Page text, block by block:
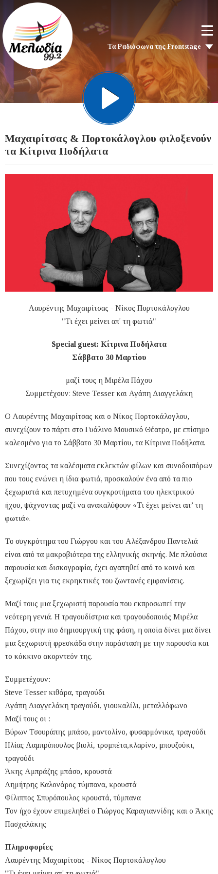
Τα Ραδιόφωνα της Frontstage
Μαχαιρίτσας & Πορτοκάλογλου φιλοξενούν
τα Κίτρινα Ποδήλατα
Λαυρέντης Μαχαιρίτσας - Νίκος Πορτοκάλογλου
"Τι έχει μείνει απ' τη φωτιά"
Special guest: Κίτρινα Ποδήλατα
Σάββατο 30 Μαρτίου
μαζί τους η Μιρέλα Πάχου
Συμμετέχουν: Steve Tesser και Αγάπη Διαγγελάκη
Ο Λαυρέντης Μαχαιρίτσας και ο Νίκος Πορτοκάλογλου,
συνεχίζουν το πάρτι στο Γυάλινο Μουσικό Θέατρο, με επίσημο
καλεσμένο για το Σάββατο 30 Μαρτίου, τα Κίτρινα Ποδήλατα.
Συνεχίζοντας τα καλέσματα εκλεκτών φίλων και συνοδοιπόρων
που τους ενώνει η ίδια φωτιά, προσκαλούν ένα από τα πιο
ξεχωριστά και πετυχημένα συγκροτήματα του ηλεκτρικού
ήχου, ψάχνοντας μαζί να ανακαλύψουν «Τι έχει μείνει απ’ τη
φωτιά».
Το συγκρότημα του Γιώργου και του Αλέξανδρου Παντελιά
είναι από τα μακροβιότερα της ελληνικής σκηνής. Με πλούσια
παρουσία και δισκογραφία, έχει αγαπηθεί από το κοινό και
ξεχωρίζει για τις εκρηκτικές του ζωντανές εμφανίσεις.
Μαζί τους μια ξεχωριστή παρουσία που εκπροσωπεί την
νεότερη γενιά. Η τραγουδίστρια και τραγουδοποιός Μιρέλα
Πάχου, στην πιο δημιουργική της φάση, η οποία δίνει μια δίνει
μια ξεχωριστή φρεσκάδα στην παράσταση με την παρουσία και
το κόκκινο ακορντεόν της.
Συμμετέχουν:
Steve Tesser κιθάρα, τραγούδι
Αγάπη Διαγγελάκη τραγούδι, γιουκαλίλι, μεταλλόφωνο
Μαζί τους οι :
Βύρων Τσουράπης μπάσο, μαντολίνο, φυσαρμόνικα, τραγούδι
Ηλίας Λαμπρόπουλος βιολί, τρομπέτα,κλαρίνο, μπουζούκι,
τραγούδι
Άκης Αμπράζης μπάσο, κρουστά
Δημήτρης Καλονάρος τύμπανα, κρουστά
Φίλιππος Σπυρόπουλος κρουστά, τύμπανα
Τον ήχο έχουν επιμεληθεί ο Γιώργος Καραγιαννίδης και ο Άκης
Πασχαλάκης
Πληροφορίες
Λαυρέντης Μαχαιρίτσας - Νίκος Πορτοκάλογλου